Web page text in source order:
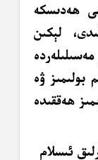
ھەدىسكە
لېكىن
بولىمىز ۋە
ھەققىدە
ئىسلام